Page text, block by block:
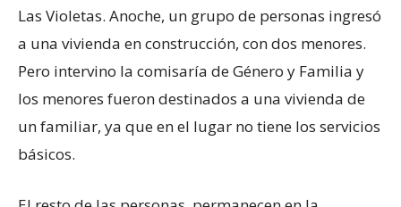
Las Violetas. Anoche, un grupo de personas ingresó
a una vivienda en construcción, con dos menores.
Pero intervino la comisaría de Género y Familia y
los menores fueron destinados a una vivienda de
un familiar, ya que en el lugar no tiene los servicios
básicos.